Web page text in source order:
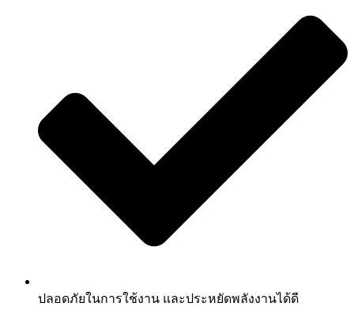
ปลอดภัยในการใช้งาน และประหยัดพลังงานได้ดี